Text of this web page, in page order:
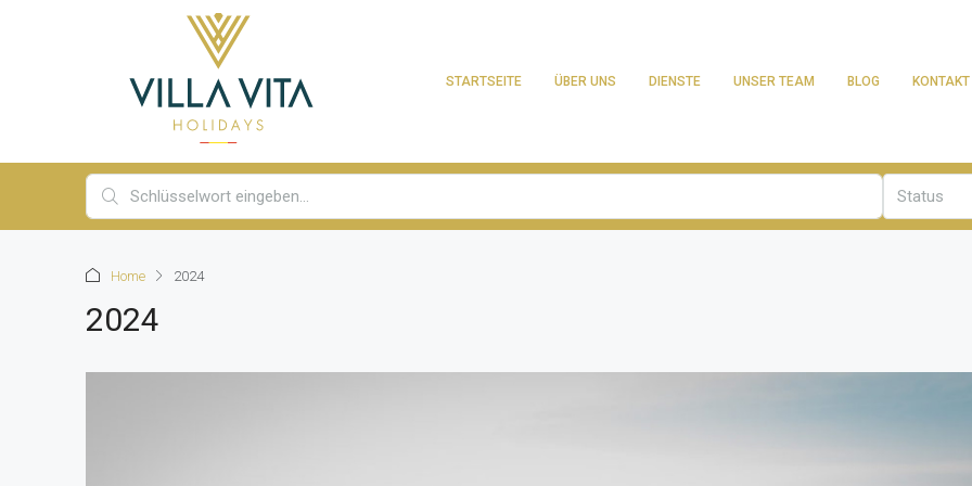
STARTSEITE ÜBER UNS DIENSTE UNSER TEAM BLOG KONTAKT
Status
Home 2024
2024